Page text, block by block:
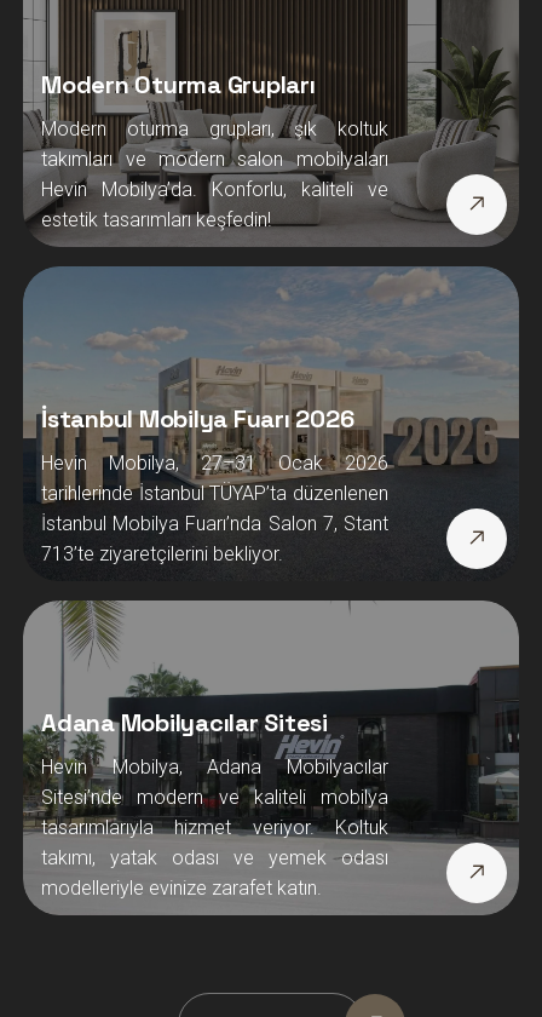
Modern Oturma Grupları
Modern oturma grupları, şık koltuk
takımları ve modern salon mobilyaları
Hevin Mobilya’da. Konforlu, kaliteli ve
estetik tasarımları keşfedin!
İstanbul Mobilya Fuarı 2026
Hevin Mobilya, 27–31 Ocak 2026
tarihlerinde İstanbul TÜYAP’ta düzenlenen
İstanbul Mobilya Fuarı’nda Salon 7, Stant
713’te ziyaretçilerini bekliyor.
Adana Mobilyacılar Sitesi
Hevin Mobilya, Adana Mobilyacılar
Sitesi’nde modern ve kaliteli mobilya
tasarımlarıyla hizmet veriyor. Koltuk
takımı, yatak odası ve yemek odası
modelleriyle evinize zarafet katın.